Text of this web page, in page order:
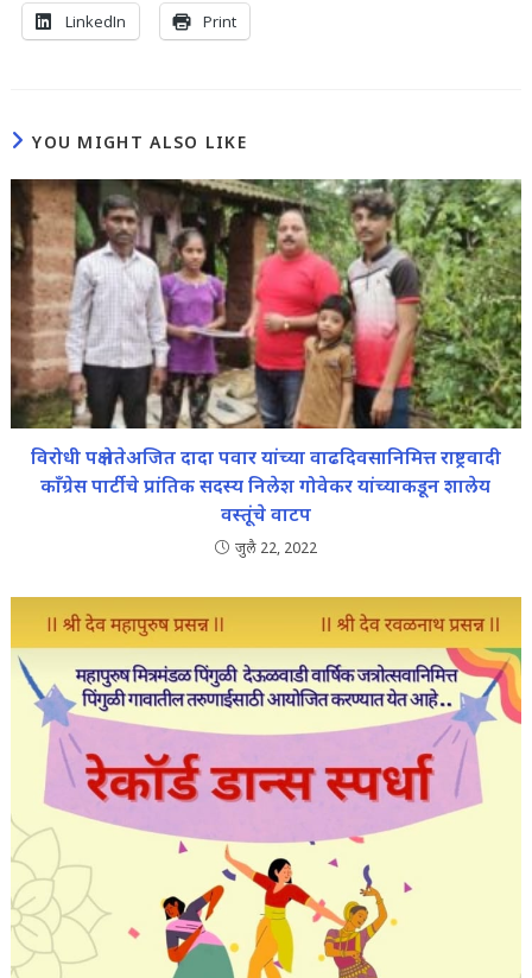
LinkedIn Print
YOU MIGHT ALSO LIKE
विरोधी पक्ष नेतेअजित दादा पवार यांच्या वाढदिवसानिमित्त राष्ट्रवादी
काँग्रेस पार्टीचे प्रांतिक सदस्य निलेश गोवेकर यांच्याकडून शालेय
वस्तूंचे वाटप
जुलै 22, 2022